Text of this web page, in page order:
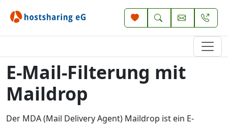
E-Mail-Filterung mit
Maildrop
Der MDA (Mail Delivery Agent) Maildrop ist ein E-